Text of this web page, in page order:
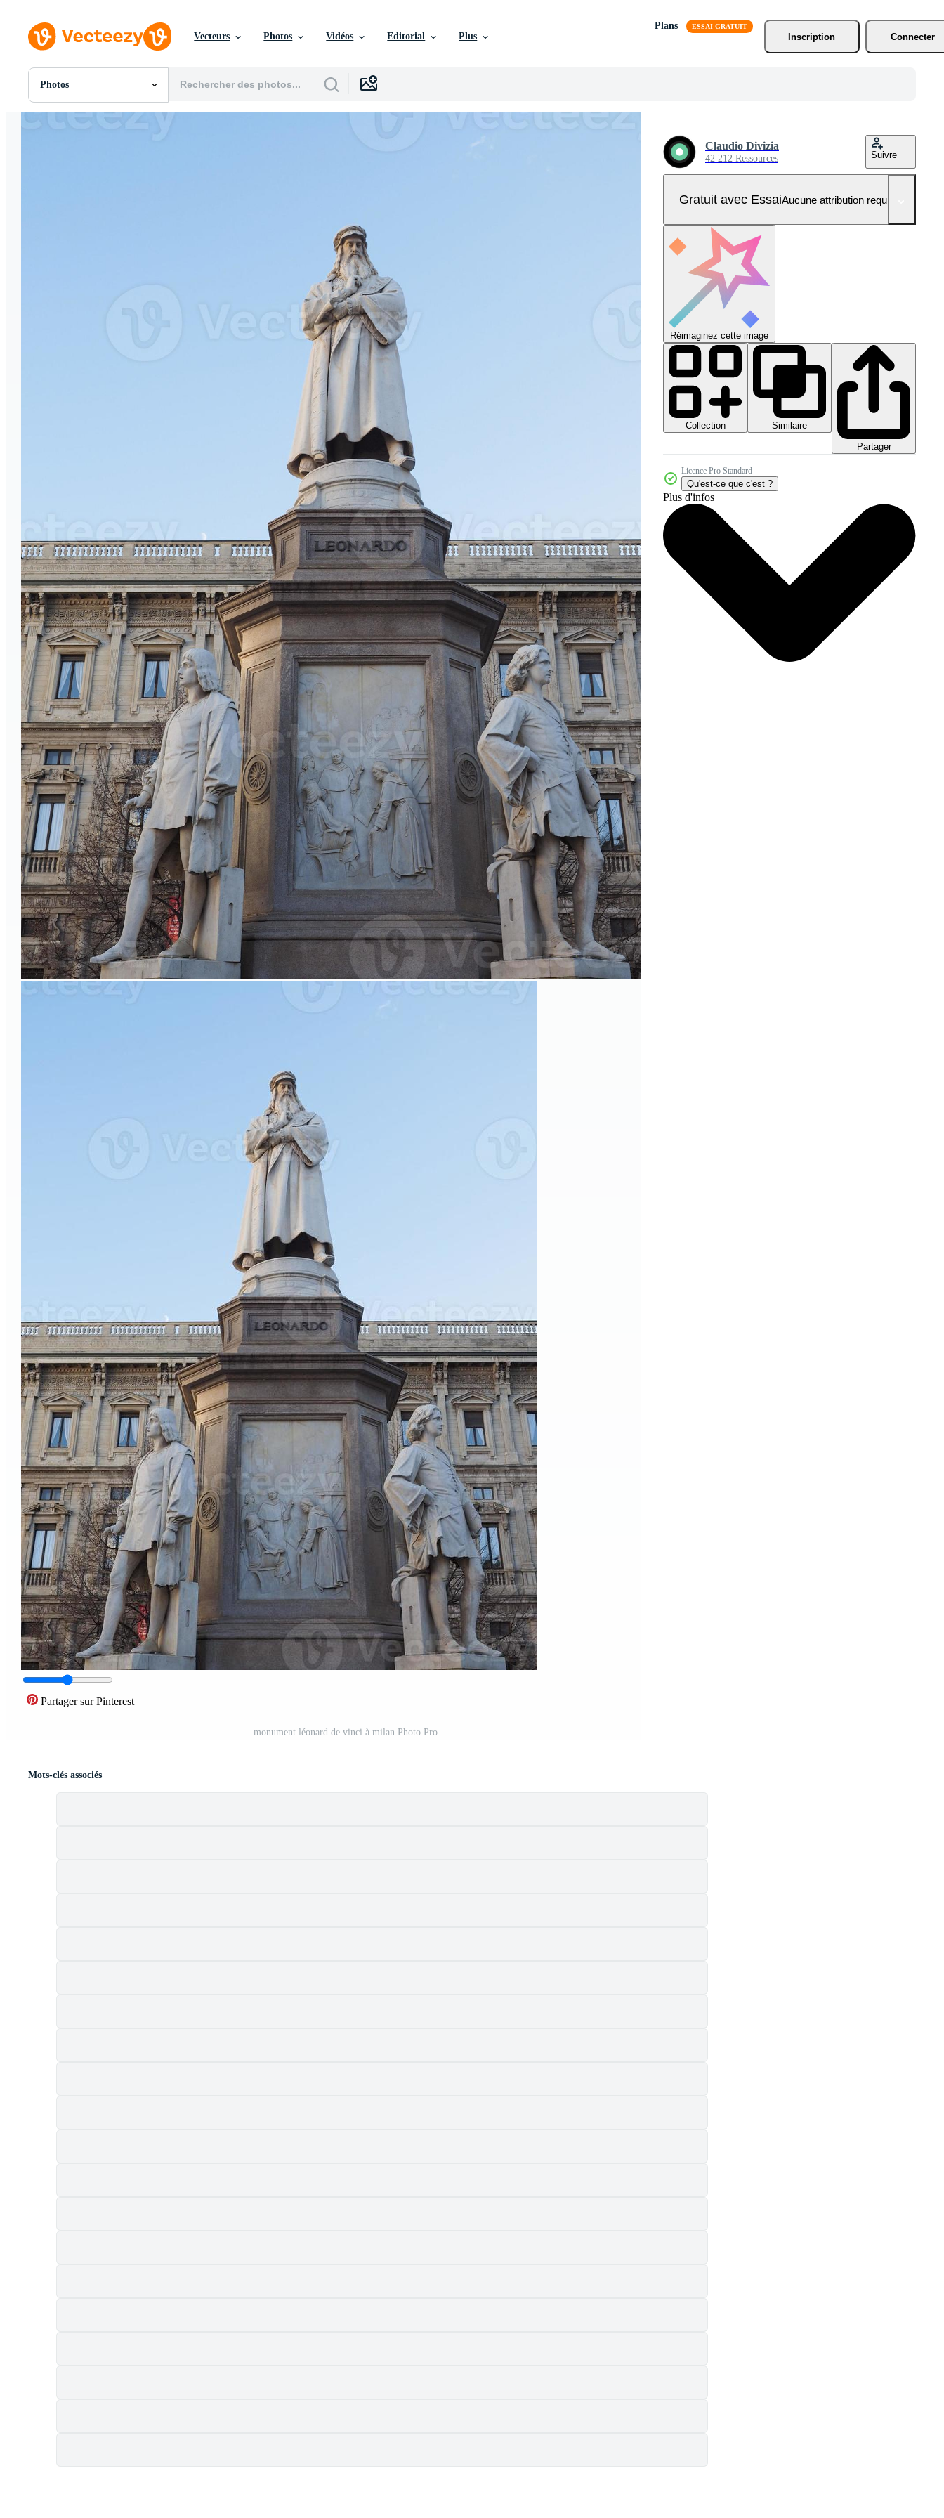
Vecteurs Photos Vidéos Editorial Plus
Plans
Inscription
Connecter
Photos
Toutes Images
Partager sur Pinterest
monument léonard de vinci à milan Photo Pro
Claudio Divizia
42 212 Ressources Suivre
Gratuit avec EssaiAucune attribution requise
Réimaginez cette image
Collection
Similaire
Partager
Licence Pro Standard
Qu'est-ce que c'est ?
Plus d'infos
Mots-clés associés